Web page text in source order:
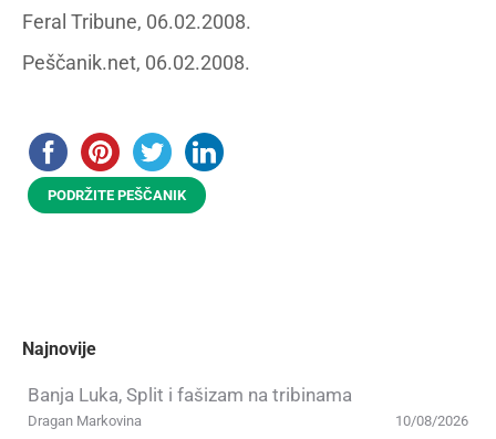
Feral Tribune, 06.02.2008.
Peščanik.net, 06.02.2008.
PODRŽITE PEŠČANIK
Najnovije
Banja Luka, Split i fašizam na tribinama
10/08/2026
Dragan Markovina